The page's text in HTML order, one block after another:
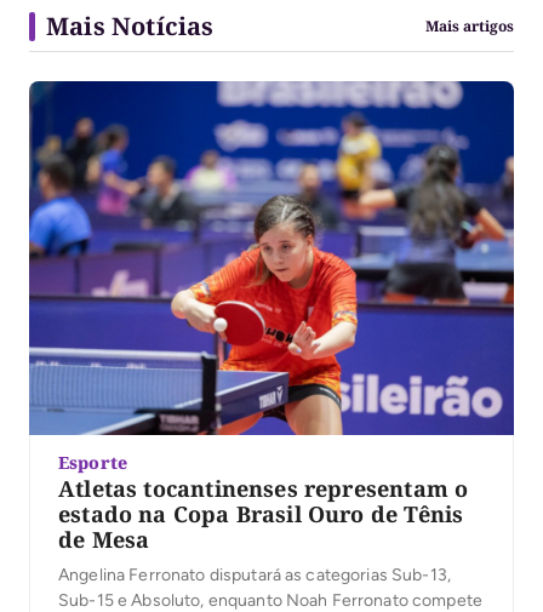
Mais Notícias Mais artigos
Esporte
Atletas tocantinenses representam o
estado na Copa Brasil Ouro de Tênis
de Mesa
Angelina Ferronato disputará as categorias Sub-13,
Sub-15 e Absoluto, enquanto Noah Ferronato compete